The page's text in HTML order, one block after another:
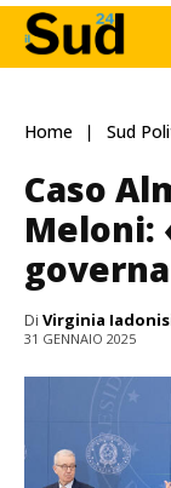
Home Sud
Caso
Meloni:
Di Virginia
31 GENNAIO 2025